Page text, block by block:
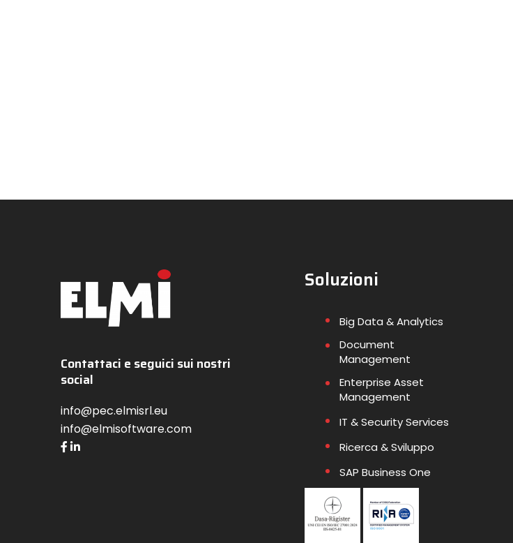
Contattaci e seguici sui nostri
social
info@pec.elmisrl.eu
info@elmisoftware.com
Soluzioni
Big Data & Analytics
Document
Management
Enterprise Asset
Management
IT & Security Services
Ricerca & Sviluppo
SAP Business One